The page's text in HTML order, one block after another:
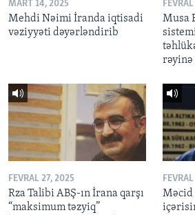
MART 14, 2025
Mehdi Nəimi İranda iqtisadi
vəziyyəti dəyərləndirib
Musa
rəyinə
FEVRAL 27, 2025
Rza Talibi ABŞ-ın İrana qarşı
“maksimum təzyiq”
Məcid